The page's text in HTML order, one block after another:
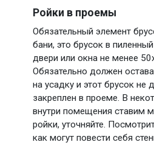
Ройки в проемы
Обязательный элемент
бани, это брусок в
двери или окна не менее
Обязательно должен
на усадку и этот брусок не
закреплен в проеме. В
внутри помещения ставим
ройки, уточняйте.
как могут повести себя